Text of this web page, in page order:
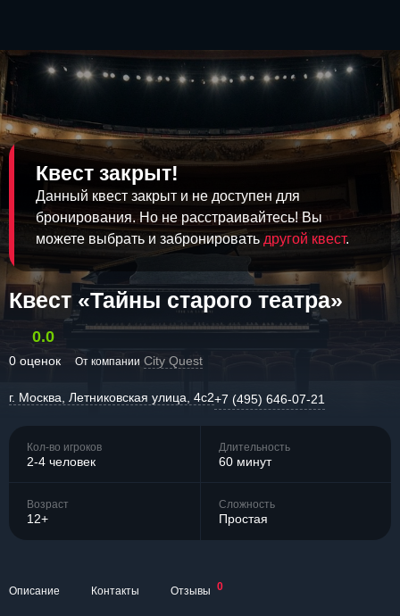
Квест закрыт!
Данный квест закрыт и не доступен для
бронирования. Но не расстраивайтесь! Вы
можете выбрать и забронировать другой квест.
Квест «Тайны старого театра»
0.0
0 оценок От компании City Quest
г. Москва, Летниковская улица, 4с2+7 (495) 646-07-21
Кол-во игроков
2-4 человек
Длительность
60 минут
Возраст
12+
Сложность
Простая
Описание Контакты Отзывы 0